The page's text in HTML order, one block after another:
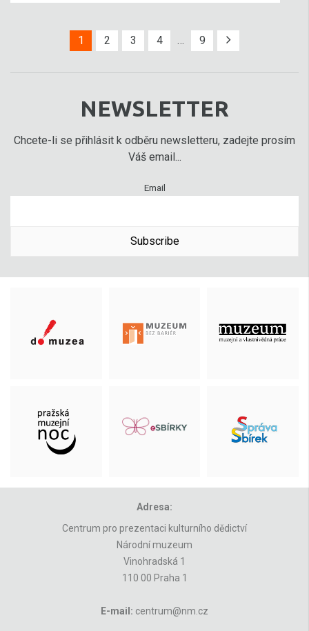
1 2 3 4 … 9
NEWSLETTER
Chcete-li se přihlásit k odběru newsletteru, zadejte prosím
Váš email...
Email
Subscribe
Adresa:
Centrum pro prezentaci kulturního dědictví
Národní muzeum
Vinohradská 1
110 00 Praha 1
E-mail: centrum@nm.cz